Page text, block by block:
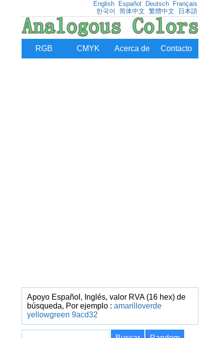
English Español Deutsch
Français
한국어
简体中文 繁體中文 日本語
RGB CMYK Acerca de Contacto
Apoyo Español, Inglés, valor RVA (16 hex) de
búsqueda, Por ejemplo : amarilloverde
yellowgreen 9acd32